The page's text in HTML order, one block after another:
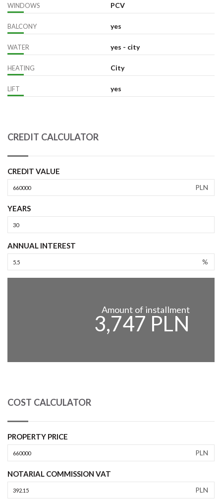
WINDOWS PCV
BALCONY yes
WATER yes - city
HEATING City
LIFT yes
CREDIT CALCULATOR
CREDIT VALUE
PLN
YEARS
ANNUAL INTEREST
%
Amount of installment
3,747 PLN
COST CALCULATOR
PROPERTY PRICE
PLN
NOTARIAL COMMISSION VAT
PLN